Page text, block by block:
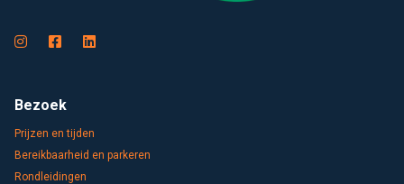
Bezoek
Prijzen en tijden
Bereikbaarheid en parkeren
Rondleidingen